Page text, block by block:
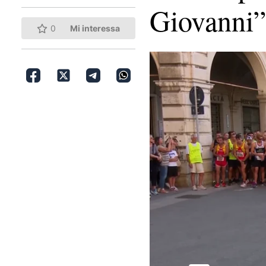
0 Mi interessa